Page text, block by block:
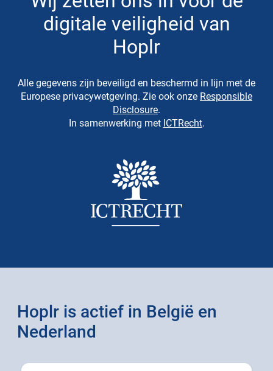
digitale veiligheid van
Hoplr
Alle gegevens zijn beveiligd en beschermd in lijn met de
Europese privacywetgeving. Zie ook onze Responsible
Disclosure.
In samenwerking met ICTRecht.
Hoplr is actief in België en
Nederland